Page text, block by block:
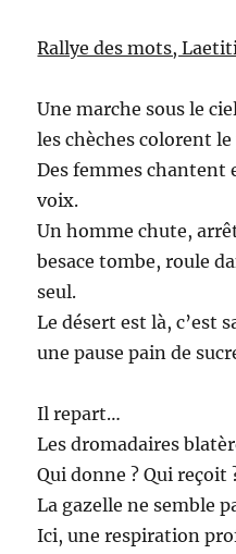
Rallye des mots,
Une marche sous le
les chèches colorent le
Des femmes chantent
voix.
Un homme chute,
besace tombe, roule
seul.
Le désert est là, c’est
une pause pain de
Il repart…
Les dromadaires
Qui donne ? Qui reçoit
La gazelle ne semble
Ici, une respiration